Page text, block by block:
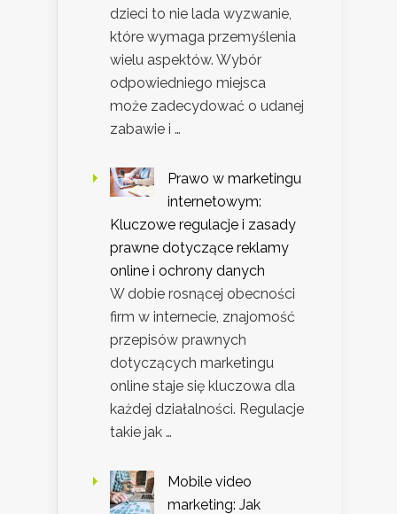
dzieci to nie lada wyzwanie,
które wymaga przemyślenia
wielu aspektów. Wybór
odpowiedniego miejsca
może zadecydować o udanej
zabawie i …
Prawo w marketingu
internetowym:
Kluczowe regulacje i zasady
prawne dotyczące reklamy
online i ochrony danych
W dobie rosnącej obecności
firm w internecie, znajomość
przepisów prawnych
dotyczących marketingu
online staje się kluczowa dla
każdej działalności. Regulacje
takie jak …
Mobile video
marketing: Jak